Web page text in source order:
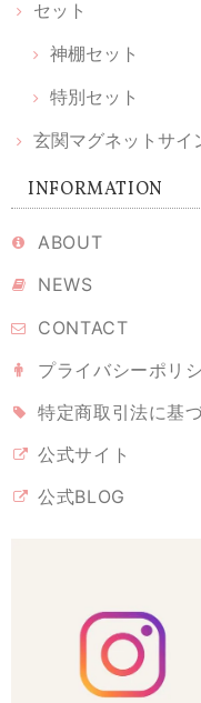
作られていてしばらく鑑賞
2026/
シンプルな神棚を購入した
ていたとき、こちらを見つ
キというのもなんだか特別
2026/
し、色や輝きが美しいとホ
彩がよかったかもしれま
《 雲の
2026/
セット
神棚セット
特別セット
玄関マグネットサイ
INFORMATION
ABOUT
NEWS
CONTACT
プライバシーポリ
特定商取引法に基
公式サイト
公式BLOG